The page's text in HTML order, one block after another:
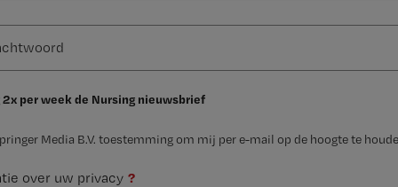
2x per week de Nursing nieuwsbrief
Media B.V. toestemming om mij per e-mail op de hoogte te
over uw privacy ?